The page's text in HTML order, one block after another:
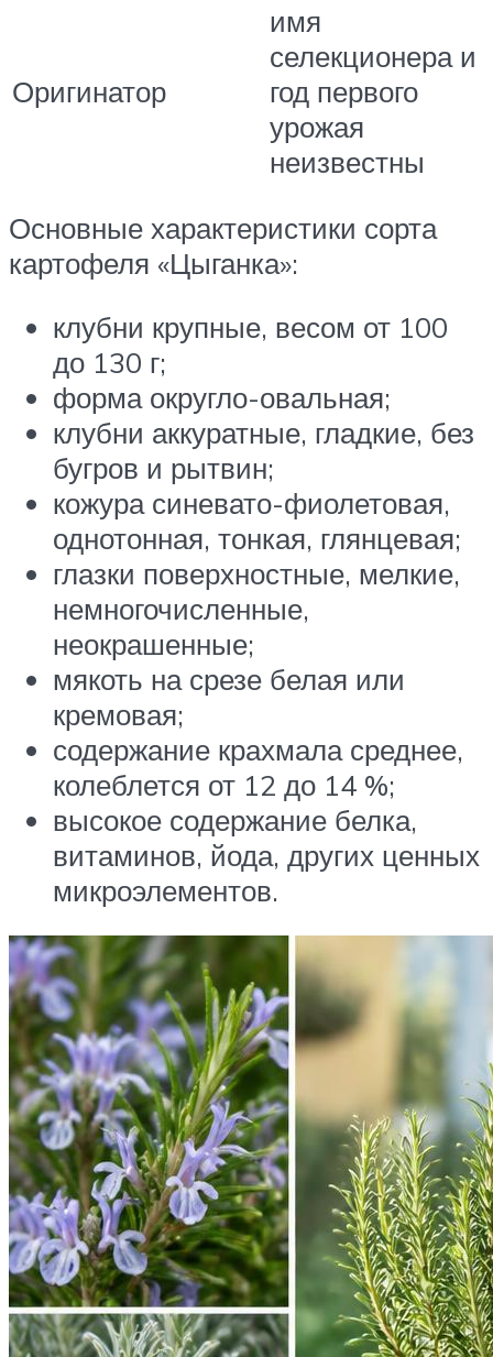
Оригинатор
имя
селекционера и
год первого
урожая
неизвестны
Основные характеристики сорта
картофеля «Цыганка»:
клубни крупные, весом от 100
до 130 г;
форма округло-овальная;
клубни аккуратные, гладкие, без
бугров и рытвин;
кожура синевато-фиолетовая,
однотонная, тонкая, глянцевая;
глазки поверхностные, мелкие,
немногочисленные,
неокрашенные;
мякоть на срезе белая или
кремовая;
содержание крахмала среднее,
колеблется от 12 до 14 %;
высокое содержание белка,
витаминов, йода, других ценных
микроэлементов.